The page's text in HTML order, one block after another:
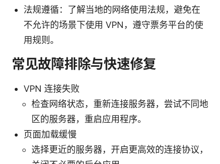
法规遵循：了解当地的网络使用法规，避免在
不允许的场景下使用 VPN，遵守票务平台的使
用规则。
常见故障排除与快速修复
VPN 连接失败
检查网络状态，重新连接服务器，尝试不同地
区的服务器，重启应用程序。
页面加载缓慢
选择更近的服务器，开启更高效的连接协议，